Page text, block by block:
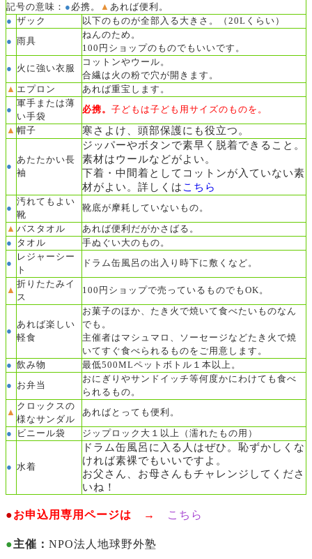
記号の意味： ● 必携。 ▲ あれば便利。
● ザック 以下のものが全部入る大きさ。（20Lくらい）
● 雨具
ねんのため。
100円ショップのものでもいいです。
● 火に強い衣服
コットンやウール。
合繊は火の粉で穴が開きます。
▲ エプロン あれば重宝します。
●
軍手または薄
い手袋
必携。 子どもは子ども用サイズのものを。
▲ 帽子 寒さよけ、頭部保護にも役立つ。
●
あたたかい長
袖
ジッパーやボタンで素早く脱着できること。
素材はウールなどがよい。
下着・中間着として コットンが入ていない素
材がよい。 詳しくは こちら
●
汚れてもよい
靴
靴底が摩耗していないもの。
▲ バスタオル
あれば便利だがかさばる。
●
タオル 手ぬぐい大のもの。
●
レジャーシー
ト
ドラム缶風呂の出入り時下に敷くなど。
▲
折りたたみイ
ス
100円ショップで売っているものでもOK。
●
あれば楽しい
軽食
お菓子のほか、たき火で焼いて食べたいものなん
でも。
主催者はマシュマロ、ソーセージなどたき火で焼
いてすぐ食べられるものをご用意します。
● 飲み物 最低500MLペットボトル１本以上。
● お弁当
おにぎりやサンドイッチ等何度かにわけても食べ
られるもの。
▲
クロックスの
様なサンダル
あればとっても便利。
● ビニール袋 ジップロック大１以上（濡れたもの用）
● 水着
ドラム缶風呂に入る人はぜひ。恥ずかしくな
ければ素裸でもいいですよ。
お父さん、お母さんもチャレンジしてくださ
いね！
●お申込用専用ページは → こちら
●主催： NPO法人地球野外塾